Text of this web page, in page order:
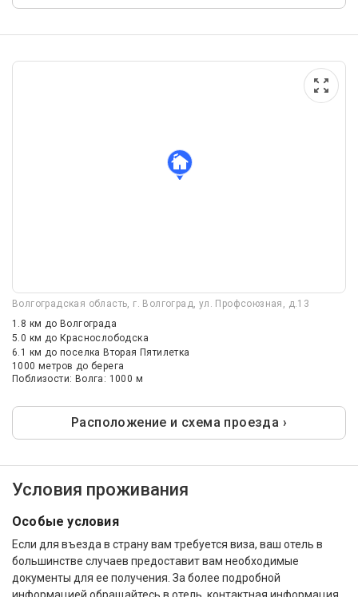
Волгоградская область, г. Волгоград, ул. Профсоюзная, д.13
1.8 км до Волгограда
5.0 км до Краснослободска
6.1 км до поселка Вторая Пятилетка
1000 метров до берега
Поблизости: Волга: 1000 м
Расположение и схема проезда ›
Условия проживания
Особые условия
Если для въезда в страну вам требуется виза, ваш отель в
большинстве случаев предоставит вам необходимые
документы для ее получения. За более подробной